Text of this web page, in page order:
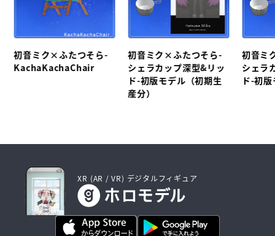
初音ミク×ふたつそら-
KachaKachaChair
初音ミク×ふたつそら-
シェラカップ深型&リッ
ド-初版モデル（初期生
産分）
初音ミ
シェラ
ド-初
XR (AR / VR) デジタルフィギュア